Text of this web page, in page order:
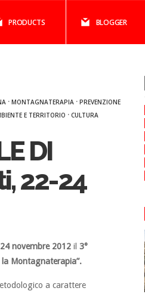
PRODUCTS BLOGGER
· MONTAGNATERAPIA · PREVENZIONE
E TERRITORIO · CULTURA
DI
22-24
novembre 2012 il 3°
la Montagnaterapia”.
a carattere